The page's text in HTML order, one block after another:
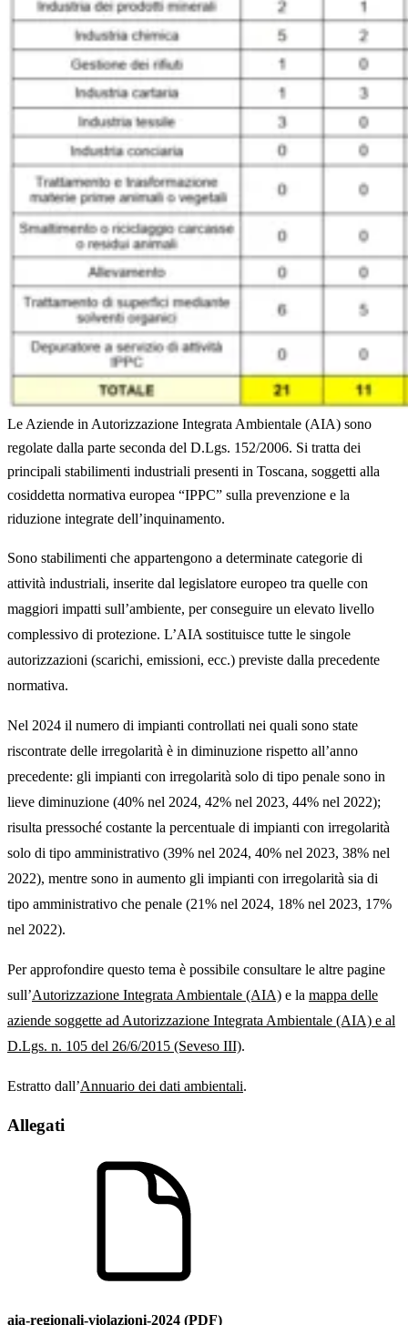
Le Aziende in Autorizzazione Integrata Ambientale (AIA) sono
regolate dalla parte seconda del D.Lgs. 152/2006. Si tratta dei
principali stabilimenti industriali presenti in Toscana, soggetti alla
cosiddetta normativa europea “IPPC” sulla prevenzione e la
riduzione integrate dell’inquinamento.
Sono stabilimenti che appartengono a determinate categorie di
attività industriali, inserite dal legislatore europeo tra quelle con
maggiori impatti sull’ambiente, per conseguire un elevato livello
complessivo di protezione. L’AIA sostituisce tutte le singole
autorizzazioni (scarichi, emissioni, ecc.) previste dalla precedente
normativa.
Nel 2024 il numero di impianti controllati nei quali sono state
riscontrate delle irregolarità è in diminuzione rispetto all’anno
precedente: gli impianti con irregolarità solo di tipo penale sono in
lieve diminuzione (40% nel 2024, 42% nel 2023, 44% nel 2022);
risulta pressoché costante la percentuale di impianti con irregolarità
solo di tipo amministrativo (39% nel 2024, 40% nel 2023, 38% nel
2022), mentre sono in aumento gli impianti con irregolarità sia di
tipo amministrativo che penale (21% nel 2024, 18% nel 2023, 17%
nel 2022).
Per approfondire questo tema è possibile consultare le altre pagine
sull’Autorizzazione Integrata Ambientale (AIA) e la mappa delle
aziende soggette ad Autorizzazione Integrata Ambientale (AIA) e al
D.Lgs. n. 105 del 26/6/2015 (Seveso III).
Estratto dall’Annuario dei dati ambientali.
Allegati
aia-regionali-violazioni-2024 (PDF)